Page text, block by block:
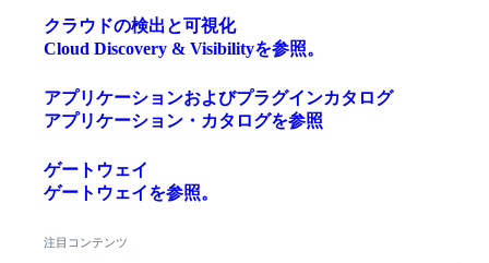
クラウドの検出と可視化
Cloud Discovery & Visibilityを参照。
アプリケーションおよびプラグインカタログ
アプリケーション・カタログを参照
ゲートウェイ
ゲートウェイを参照。
注目コンテンツ